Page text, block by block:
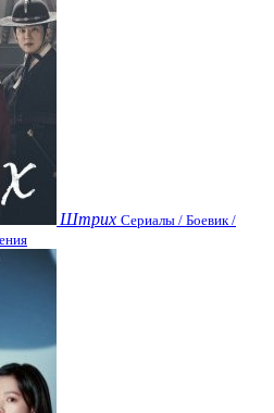
Штрих Сериалы / Боевик /